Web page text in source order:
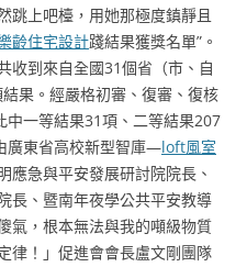
跳上吧檯，用她那極度鎮靜且
齡住宅設計踐結果獲獎名單”。
收到來自全國31個省（市、自
果。經嚴格初審、復審、復核
一等結果31項、二等結果207
廣東省高校新型智庫—loft風室
急與平安發展研討院院長、
長、暨南年夜學公共平安教導
氣，根本無法與我的噸級物質
律！」促進會會長盧文剛團隊